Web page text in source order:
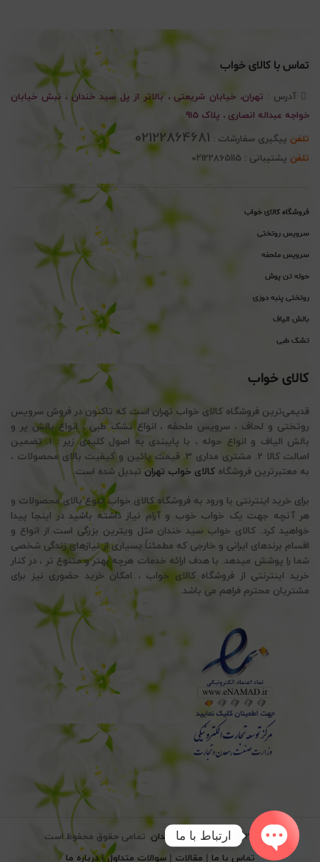
تماس با کالای خواب
آدرس : تهران، خیابان شریعتی ، بالاتر از پل سید خندان ، نبش خیابان
خواجه عبداله انصاری ، پلاک 915
تلفن پیگیری سفارشات : 02122864681
تلفن پشتیبانی : 02122865115
فروشگاه کالای خواب
سرویس روتختی
سرویس ملحفه
حوله تن پوش
روتختی پنبه دوزی
بالش الیاف
تشک طبی
کالای خواب
قدیمی‌ترین فروشگاه کالای خواب تهران است که تاکنون در فروش سرویس
روتختی و لحاف ، سرویس ملحفه ، انواع تشک طبی ، انواع بالش پر و
بالش الیاف و انواع حوله ، با پایبندی به اصول کلیدی زیر : 1. تضمین
اصالت کالا 2. مشتری مداری 3. قیمت پائین و کیفیت بالای محصولات ،
به معتبرترین فروشگاه کالای خواب تهران تبدیل شده است.
برای خرید اینترنتی با ورود به فروشگاه کالای خواب تنوع بالای محصولات و
هر آنچه جهت یک خواب خوب و آرام نیاز داشته باشید در اینجا پیدا
خواهید کرد. کالای خواب سید خندان مثل ویترین بزرگی است از انواع و
اقسام برندهای ایرانی و خارجی که مطمئناً بسیاری از نیازهای زندگی شخصی
شما را پوشش میدهد. با هدف ارائه خدمات هرچه بهتر و متنوع تر ، در کنار
خرید اینترنتی از فروشگاه کالای خواب ، امکان خرید حضوری نیز برای
مشتریان محترم فراهم می باشد.
© 2026 کالای خواب سید خندان. تمامی حقوق محفوظ است
تماس با ما | مقالات |سوالات متداول|درباره ما
ارتباط با ما